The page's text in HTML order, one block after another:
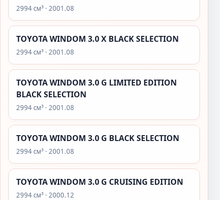
2994 см³ · 2001.08
TOYOTA WINDOM 3.0 X BLACK SELECTION
2994 см³ · 2001.08
TOYOTA WINDOM 3.0 G LIMITED EDITION
BLACK SELECTION
2994 см³ · 2001.08
TOYOTA WINDOM 3.0 G BLACK SELECTION
2994 см³ · 2001.08
TOYOTA WINDOM 3.0 G CRUISING EDITION
2994 см³ · 2000.12